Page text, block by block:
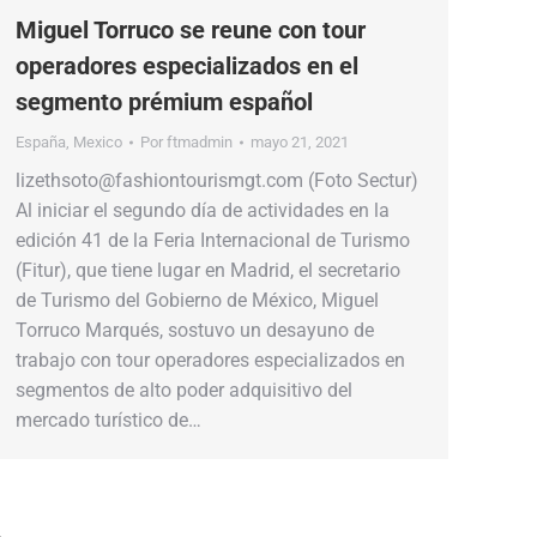
Miguel Torruco se reune con tour
operadores especializados en el
segmento prémium español
España, Mexico Por ftmadmin mayo 21, 2021
lizethsoto@fashiontourismgt.com (Foto Sectur)
Al iniciar el segundo día de actividades en la
edición 41 de la Feria Internacional de Turismo
(Fitur), que tiene lugar en Madrid, el secretario
de Turismo del Gobierno de México, Miguel
Torruco Marqués, sostuvo un desayuno de
trabajo con tour operadores especializados en
segmentos de alto poder adquisitivo del
mercado turístico de…